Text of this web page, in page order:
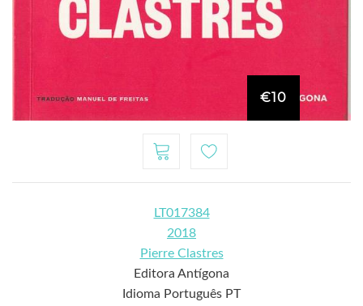
€10
LT017384
2018
Pierre Clastres
Editora Antígona
Idioma Português PT